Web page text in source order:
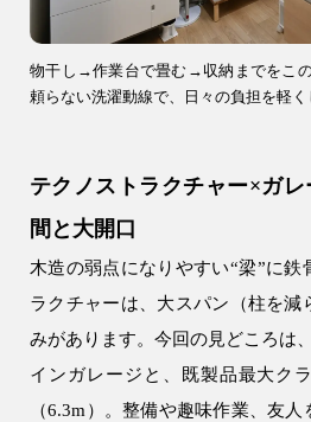
物干し→作業台で畳む→収納までをこ
頼らない洗濯動線で、日々の負担を軽く
テクノストラクチャー×ガ
間と大開口
木造の弱点になりやすい“梁”に鉄
ラクチャーは、大スパン（柱を減
みがあります。今回の見どころは
インガレージと、既製品最大ク
（6.3m）。整備や趣味作業、友